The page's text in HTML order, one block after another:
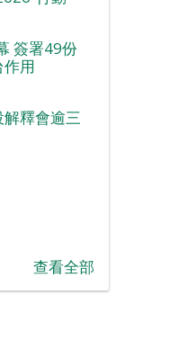
簽署49份
用
釋會逾三
查看全部